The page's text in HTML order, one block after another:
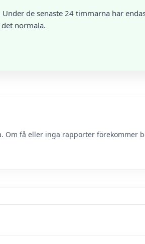
de senaste 24 timmarna har
normala.
få eller inga rapporter förekommer